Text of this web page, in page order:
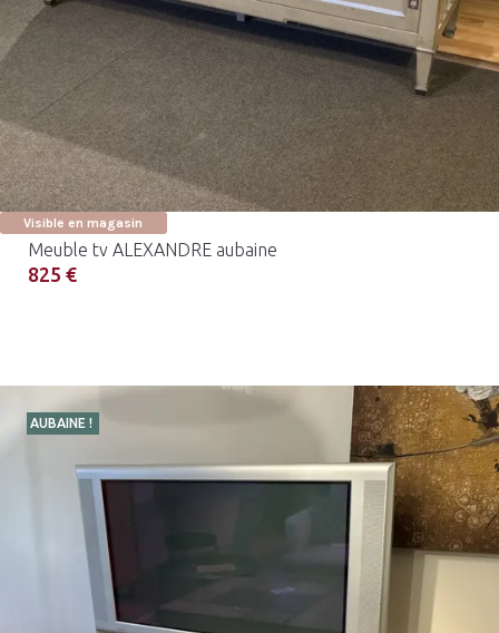
Visible en magasin
Meuble tv ALEXANDRE aubaine
825 €
AUBAINE !